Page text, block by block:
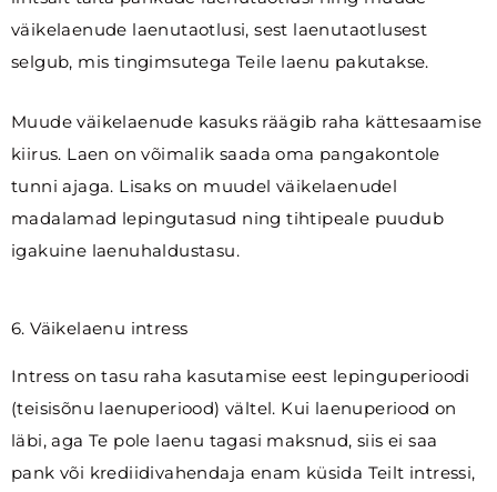
väikelaenude laenutaotlusi, sest laenutaotlusest
selgub, mis tingimsutega Teile laenu pakutakse.
Muude väikelaenude kasuks räägib raha kättesaamise
kiirus. Laen on võimalik saada oma pangakontole
tunni ajaga. Lisaks on muudel väikelaenudel
madalamad lepingutasud ning tihtipeale puudub
igakuine laenuhaldustasu.
6. Väikelaenu intress
Intress on tasu raha kasutamise eest lepinguperioodi
(teisisõnu laenuperiood) vältel. Kui laenuperiood on
läbi, aga Te pole laenu tagasi maksnud, siis ei saa
pank või krediidivahendaja enam küsida Teilt intressi,